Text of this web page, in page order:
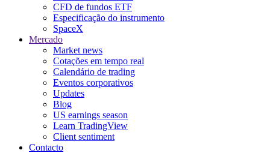
CFD de fundos ETF
Especificação do instrumento
SpaceX
Mercado
Market news
Cotações em tempo real
Calendário de trading
Eventos corporativos
Updates
Blog
US earnings season
Learn TradingView
Client sentiment
Contacto